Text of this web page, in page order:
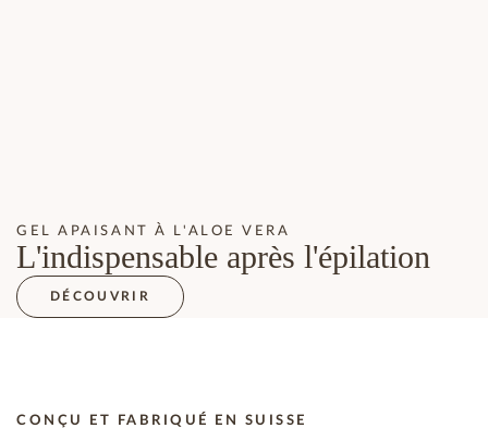
GEL APAISANT À L'ALOE VERA
L'indispensable après l'épilation
DÉCOUVRIR
CONÇU ET FABRIQUÉ EN SUISSE